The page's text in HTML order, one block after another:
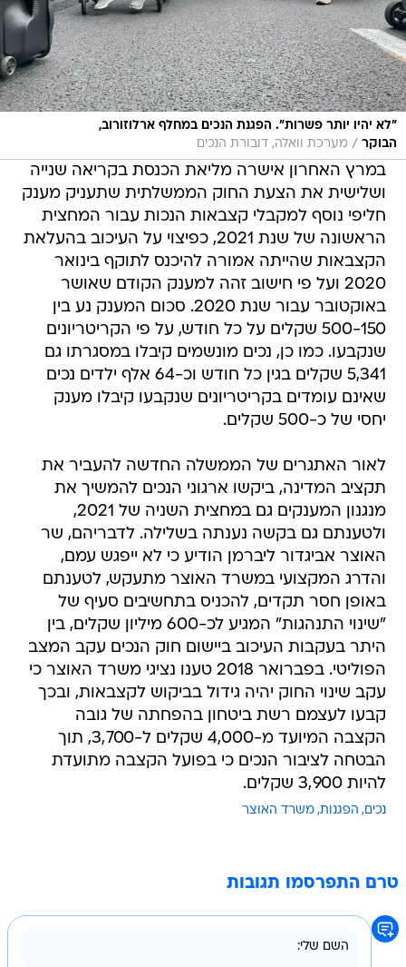
"לא יהיו יותר פשרות". הפגנת הנכים במחלף ארלוזורוב,
הבוקר / מערכת וואלה, דובורת הנכים
במרץ האחרון אישרה מליאת הכנסת בקריאה שנייה
ושלישית את הצעת החוק הממשלתית שתעניק מענק
חליפי נוסף למקבלי קצבאות הנכות עבור המחצית
הראשונה של שנת 2021, כפיצוי על העיכוב בהעלאת
הקצבאות שהייתה אמורה להיכנס לתוקף בינואר
2020 ועל פי חישוב זהה למענק הקודם שאושר
באוקטובר עבור שנת 2020. סכום המענק נע בין
500-150 שקלים על כל חודש, על פי הקריטריונים
שנקבעו. כמו כן, נכים מונשמים קיבלו במסגרתו גם
5,341 שקלים בגין כל חודש וכ-64 אלף ילדים נכים
שאינם עומדים בקריטריונים שנקבעו קיבלו מענק
יחסי של כ-500 שקלים.
לאור האתגרים של הממשלה החדשה להעביר את
תקציב המדינה, ביקשו ארגוני הנכים להמשיך את
מנגנון המענקים גם במחצית השניה של 2021,
ולטענתם גם בקשה נענתה בשלילה. לדבריהם, שר
האוצר אביגדור ליברמן הודיע כי לא ייפגש עמם,
והדרג המקצועי במשרד האוצר מתעקש, לטענתם
באופן חסר תקדים, להכניס בתחשיבים סעיף של
"שינוי התנהגות" המגיע לכ-600 מיליון שקלים, בין
היתר בעקבות העיכוב ביישום חוק הנכים עקב המצב
הפוליטי. בפברואר 2018 טענו נציגי משרד האוצר כי
עקב שינוי החוק יהיה גידול בביקוש לקצבאות, ובכך
קבעו לעצמם רשת ביטחון בהפחתה של גובה
הקצבה המיועד מ-4,000 שקלים ל-3,700, תוך
הבטחה לציבור הנכים כי בפועל הקצבה מתועדת
להיות 3,900 שקלים.
נכים הפגנות משרד האוצר
טרם התפרסמו תגובות